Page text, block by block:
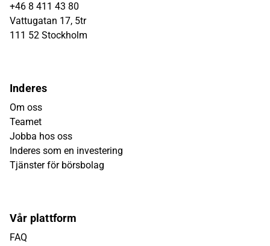
+46 8 411 43 80
Vattugatan 17, 5tr
111 52 Stockholm
Inderes
Om oss
Teamet
Jobba hos oss
Inderes som en investering
Tjänster för börsbolag
Vår plattform
FAQ